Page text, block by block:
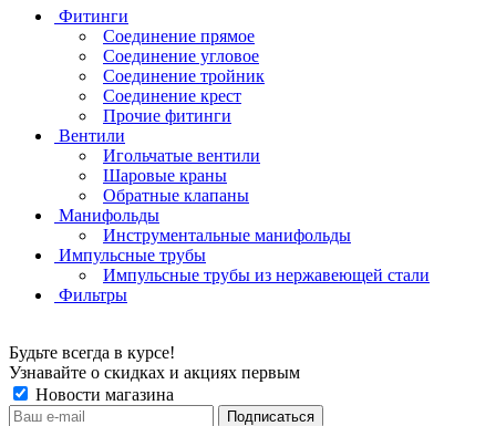
Фитинги
Соединение прямое
Соединение угловое
Соединение тройник
Соединение крест
Прочие фитинги
Вентили
Игольчатые вентили
Шаровые краны
Обратные клапаны
Манифольды
Инструментальные манифольды
Импульсные трубы
Импульсные трубы из нержавеющей стали
Фильтры
Будьте всегда в курсе!
Узнавайте о скидках и акциях первым
Новости магазина